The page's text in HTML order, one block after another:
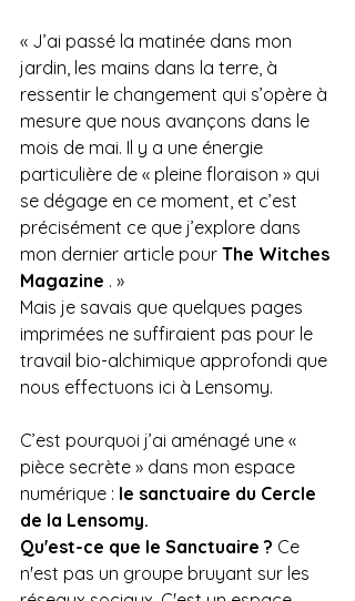
« J’ai passé la matinée dans mon
jardin, les mains dans la terre, à
ressentir le changement qui s’opère à
mesure que nous avançons dans le
mois de mai. Il y a une énergie
particulière de « pleine floraison » qui
se dégage en ce moment, et c’est
précisément ce que j’explore dans
mon dernier article pour The Witches
Magazine . »
Mais je savais que quelques pages
imprimées ne suffiraient pas pour le
travail bio-alchimique approfondi que
nous effectuons ici à Lensomy.
C’est pourquoi j’ai aménagé une «
pièce secrète » dans mon espace
numérique : le sanctuaire du Cercle
de la Lensomy.
Qu'est-ce que le Sanctuaire ? Ce
n'est pas un groupe bruyant sur les